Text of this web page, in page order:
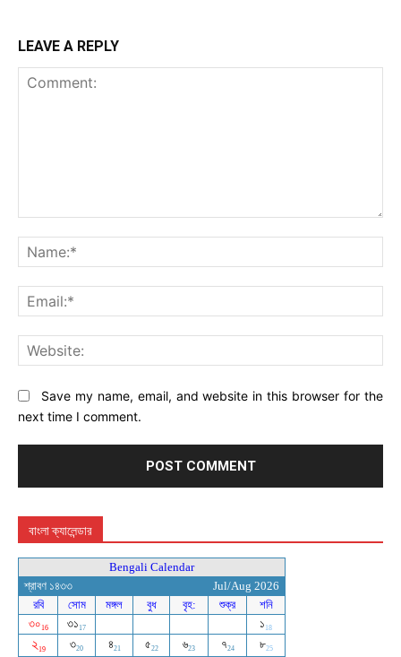
LEAVE A REPLY
Save my name, email, and website in this browser for the
next time I comment.
বাংলা ক্যালেন্ডার